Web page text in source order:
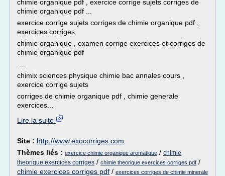
chimie organique pdf , exercice corrige sujets corriges de
chimie organique pdf ...
exercice corrige sujets corriges de chimie organique pdf ,
exercices corriges
chimie organique , examen corrige exercices et corriges de
chimie organique pdf
chimix sciences physique chimie bac annales cours ,
exercice corrige sujets
corriges de chimie organique pdf , chimie generale
exercices...
Lire la suite
Site : http://www.exocorriges.com
Thèmes liés : exercice chimie organique aromatique / chimie
theorique exercices corriges / chimie theorique exercices corriges pdf /
chimie exercices corriges pdf / exercices corriges de chimie minerale